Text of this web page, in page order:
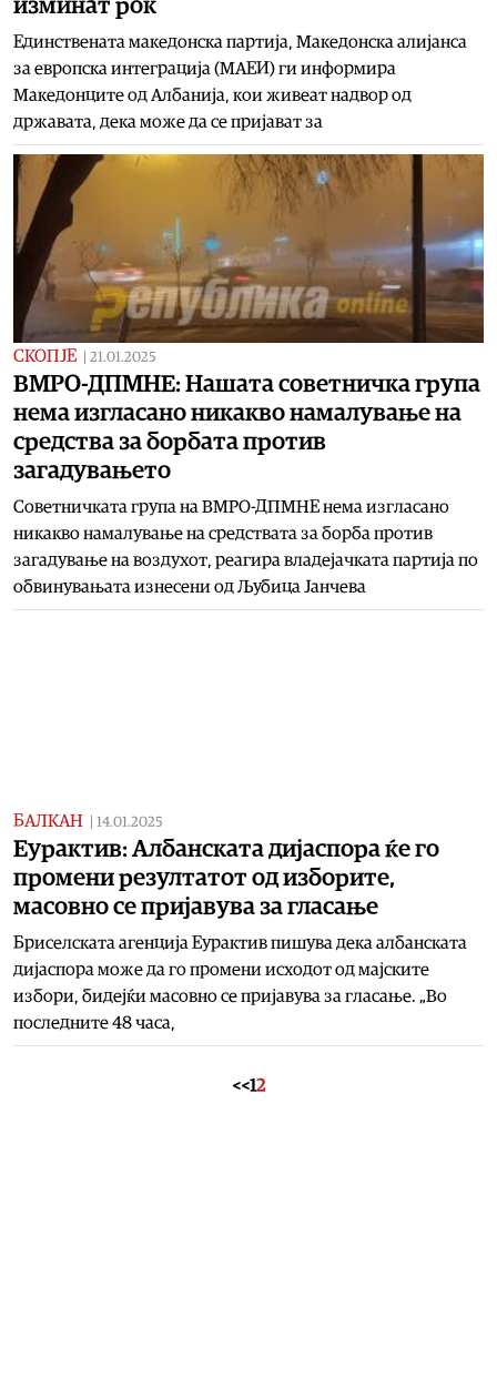
изминат рок
Единствената македонска партија, Македонска алијанса
за европска интеграција (МАЕИ) ги информира
Македонците од Албанија, кои живеат надвор од
државата, дека може да се пријават за
СКОПЈЕ 21.01.2025
ВМРО-ДПМНЕ: Нашата советничка група
нема изгласано никакво намалување на
средства за борбата против
загадувањето
Советничката група на ВМРО-ДПМНЕ нема изгласано
никакво намалување на средствата за борба против
загадување на воздухот, реагира владејачката партија по
обвинувањата изнесени од Љубица Јанчева
БАЛКАН 14.01.2025
Еурактив: Албанската дијаспора ќе го
промени резултатот од изборите,
масовно се пријавува за гласање
Бриселската агенција Еурактив пишува дека албанската
дијаспора може да го промени исходот од мајските
избори, бидејќи масовно се пријавува за гласање. „Во
последните 48 часа,
<<12